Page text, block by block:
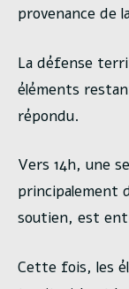
provenance de
La défense
éléments
répondu.
Vers 14h, une
principalement
soutien, est
Cette fois, les